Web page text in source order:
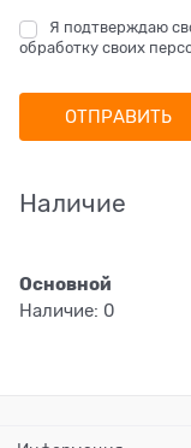
Я подтверждаю
обработку своих
Наличие
Основной
Наличие: 0